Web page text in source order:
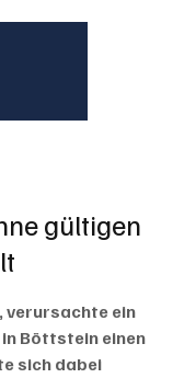
gültigen
verursachte ein
Böttstein einen
sich dabei